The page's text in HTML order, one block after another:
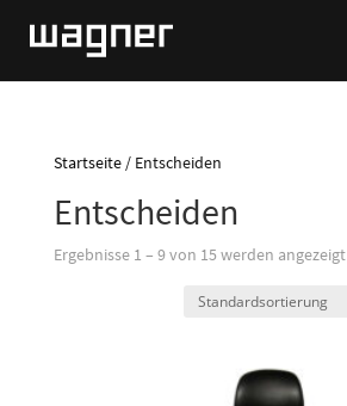
Startseite/ Entscheiden
Entscheiden
Ergebnisse 1 – 9 von 15 werden angezeigt